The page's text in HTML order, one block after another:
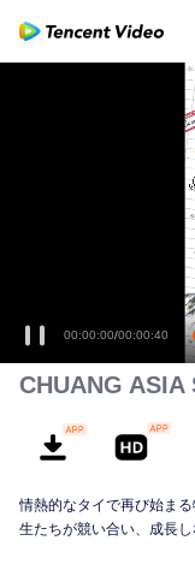
00:00:00/00:00:40
CHUANG
情熱的なタイで再び始ま
生たちが競い合い、成長